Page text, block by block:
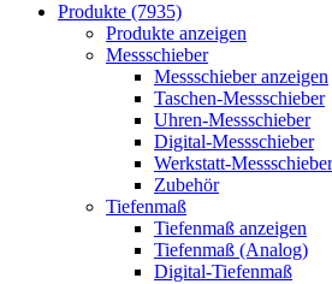
Produkte (7935)
Produkte anzeigen
Messschieber
Messschieber anzeigen
Taschen-Messschieber
Uhren-Messschieber
Digital-Messschieber
Werkstatt-Messschieber
Zubehör
Tiefenmaß
Tiefenmaß anzeigen
Tiefenmaß (Analog)
Digital-Tiefenmaß